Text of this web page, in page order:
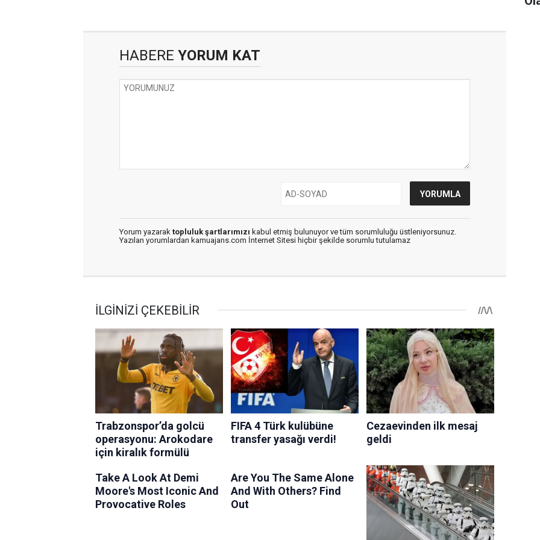
HABERE YORUM KAT
Yorum yazarak topluluk şartlarımızı kabul etmiş bulunuyor ve tüm sorumluluğu üstleniyorsunuz.
Yazılan yorumlardan kamuajans.com İnternet Sitesi hiçbir şekilde sorumlu tutulamaz